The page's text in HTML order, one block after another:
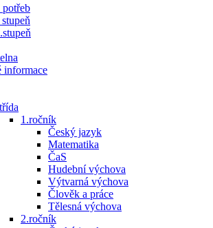
potřeb
informace
1.ročník
Český jazyk
Matematika
ČaS
Hudební výchova
Výtvarná výchova
Člověk a práce
Tělesná výchova
2.ročník